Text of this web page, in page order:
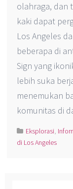
olahraga, dan
kaki dapat
Los Angeles
beberapa di
Sign yang
lebih suka
menemukan
komunitas di
Eksplorasi,
di Los Angeles